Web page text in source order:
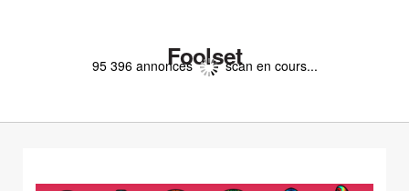
Foolset
95 396 annonces scan en cours...